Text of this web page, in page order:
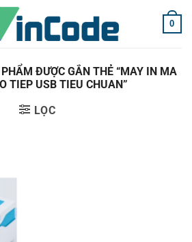
0
ĐƯỢC GẮN THẺ “MAY IN MA
TIEP USB TIEU CHUAN”
LỌC